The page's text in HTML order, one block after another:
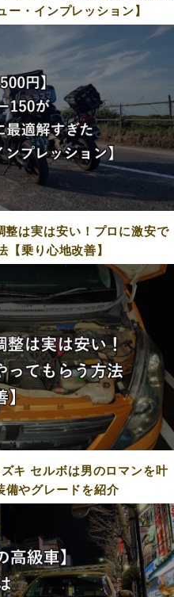
ー・インプレッション】
整は実は安い！プロに激安で
【乗り心地改善】
キ セルボは男のロマンを叶
備やグレードを紹介